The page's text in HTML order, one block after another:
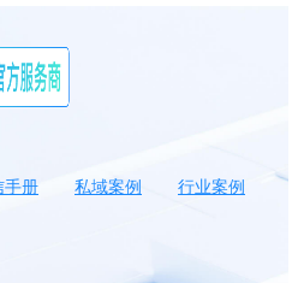
手册 私域案例
行业案例